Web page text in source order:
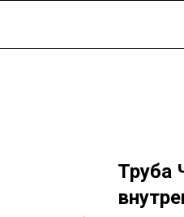
Труба